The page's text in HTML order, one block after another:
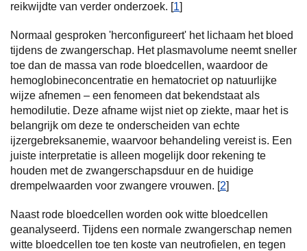
reikwijdte van verder onderzoek. [1]
Normaal gesproken 'herconfigureert' het lichaam het bloed
tijdens de zwangerschap. Het plasmavolume neemt sneller
toe dan de massa van rode bloedcellen, waardoor de
hemoglobineconcentratie en hematocriet op natuurlijke
wijze afnemen – een fenomeen dat bekendstaat als
hemodilutie. Deze afname wijst niet op ziekte, maar het is
belangrijk om deze te onderscheiden van echte
ijzergebreksanemie, waarvoor behandeling vereist is. Een
juiste interpretatie is alleen mogelijk door rekening te
houden met de zwangerschapsduur en de huidige
drempelwaarden voor zwangere vrouwen. [2]
Naast rode bloedcellen worden ook witte bloedcellen
geanalyseerd. Tijdens een normale zwangerschap nemen
witte bloedcellen toe ten koste van neutrofielen, en tegen